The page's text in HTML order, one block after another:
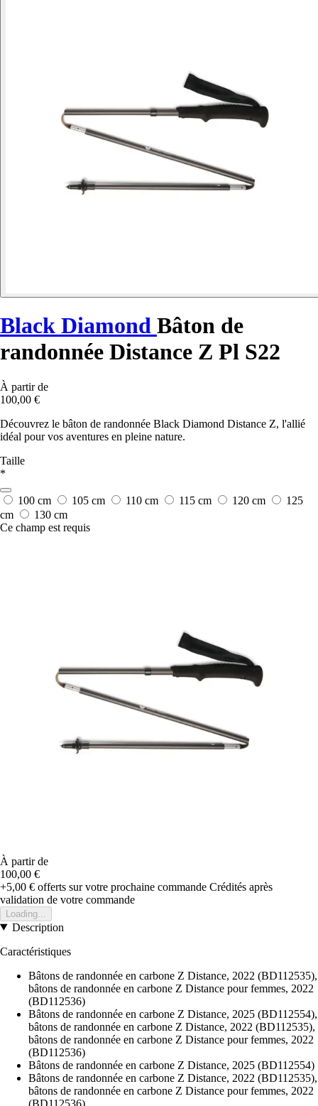
Black Diamond Bâton de
randonnée Distance Z Pl S22
À partir de
100,00 €
Découvrez le bâton de randonnée Black Diamond Distance Z, l'allié
idéal pour vos aventures en pleine nature.
Taille
*
100 cm 105 cm 110 cm 115 cm 120 cm
125
cm
130 cm
Ce champ est requis
À partir de
100,00 €
+5,00 € offerts sur votre prochaine commande Crédités après
validation de votre commande
Loading...
Description
Caractéristiques
Bâtons de randonnée en carbone Z Distance, 2022 (BD112535),
bâtons de randonnée en carbone Z Distance pour femmes, 2022
(BD112536)
Bâtons de randonnée en carbone Z Distance, 2025 (BD112554),
bâtons de randonnée en carbone Z Distance, 2022 (BD112535),
bâtons de randonnée en carbone Z Distance pour femmes, 2022
(BD112536)
Bâtons de randonnée en carbone Z Distance, 2025 (BD112554)
Bâtons de randonnée en carbone Z Distance, 2022 (BD112535),
bâtons de randonnée en carbone Z Distance pour femmes, 2022
(BD112536)